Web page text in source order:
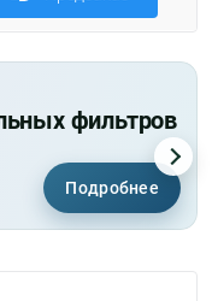
фильтров
Подробнее